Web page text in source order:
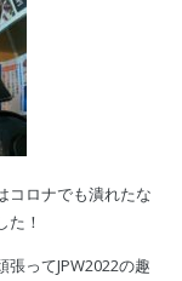
コロナでも潰れたな
た！
ってJPW2022の趣